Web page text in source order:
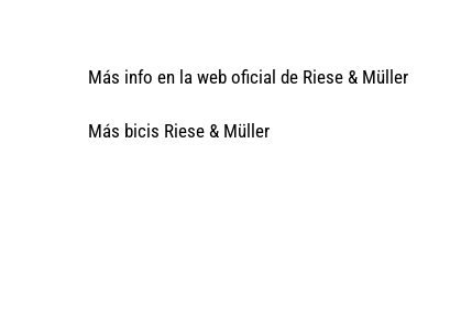
Más info en la web oficial de Riese & Müller
Más bicis Riese & Müller